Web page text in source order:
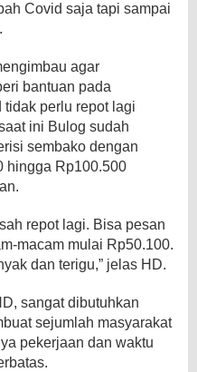
Covid saja tapi sampai
agar
bantuan pada
tidak perlu repot lagi
ini Bulog sudah
sembako dengan
hingga Rp100.500
repot lagi. Bisa pesan
macam mulai Rp50.100.
dan terigu,” jelas HD.
sangat dibutuhkan
sejumlah masyarakat
pekerjaan dan waktu